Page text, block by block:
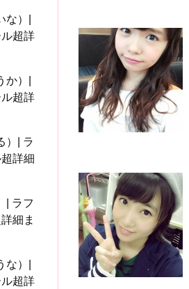
）|
超詳
）|
超詳
）| ラ
詳細
| ラフ
細ま
）|
超詳